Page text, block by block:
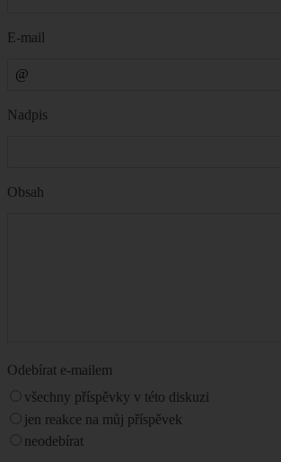
E-mail
Nadpis
Obsah
Odebírat e-mailem
všechny příspěvky v této diskuzi
jen reakce na můj příspěvek
neodebírat